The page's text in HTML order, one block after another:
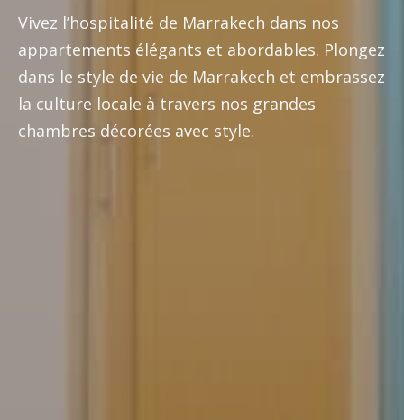
Vivez l’hospitalité de Marrakech dans nos
appartements élégants et abordables. Plongez
dans le style de vie de Marrakech et embrassez
la culture locale à travers nos grandes
chambres décorées avec style.